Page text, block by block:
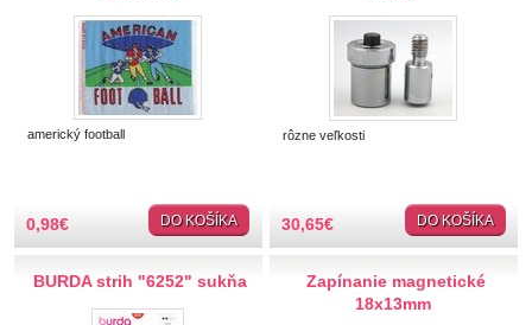
Látky-metráž
Lemovky
americký football
0,98€ DO KOŠÍKA
rôzne veľkosti
30,65€ DO KOŠÍKA
BURDA strih "6252" sukňa
Zapínanie magnetické
18x13mm